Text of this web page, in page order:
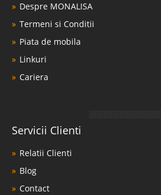
Despre MONALISA
Termeni si Conditii
Piata de mobila
Linkuri
Cariera
Servicii Clienti
Relatii Clienti
Blog
Contact